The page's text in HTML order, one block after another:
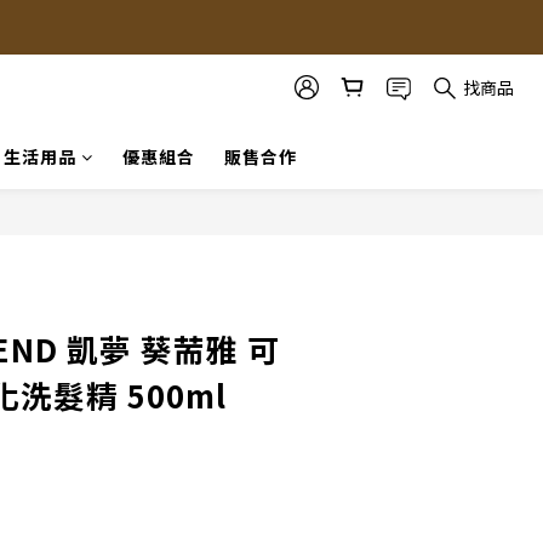
找商品
生活用品 優惠組合 販售合作
凱夢 葵荋雅 可
洗髮精 500ml